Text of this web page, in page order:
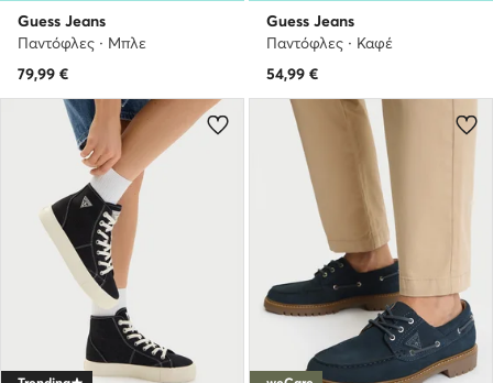
Guess Jeans
Παντόφλες · Μπλε
79,99 €
Guess Jeans
Παντόφλες · Καφέ
54,99 €